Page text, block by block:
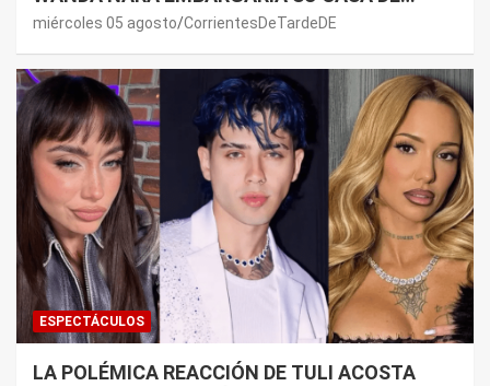
NORDELTA: “NECESITAN RASCAR DE ALGÚN
miércoles 05 agosto CorrientesDeTardeDE
ESPECTÁCULOS
LA POLÉMICA REACCIÓN DE TULI ACOSTA